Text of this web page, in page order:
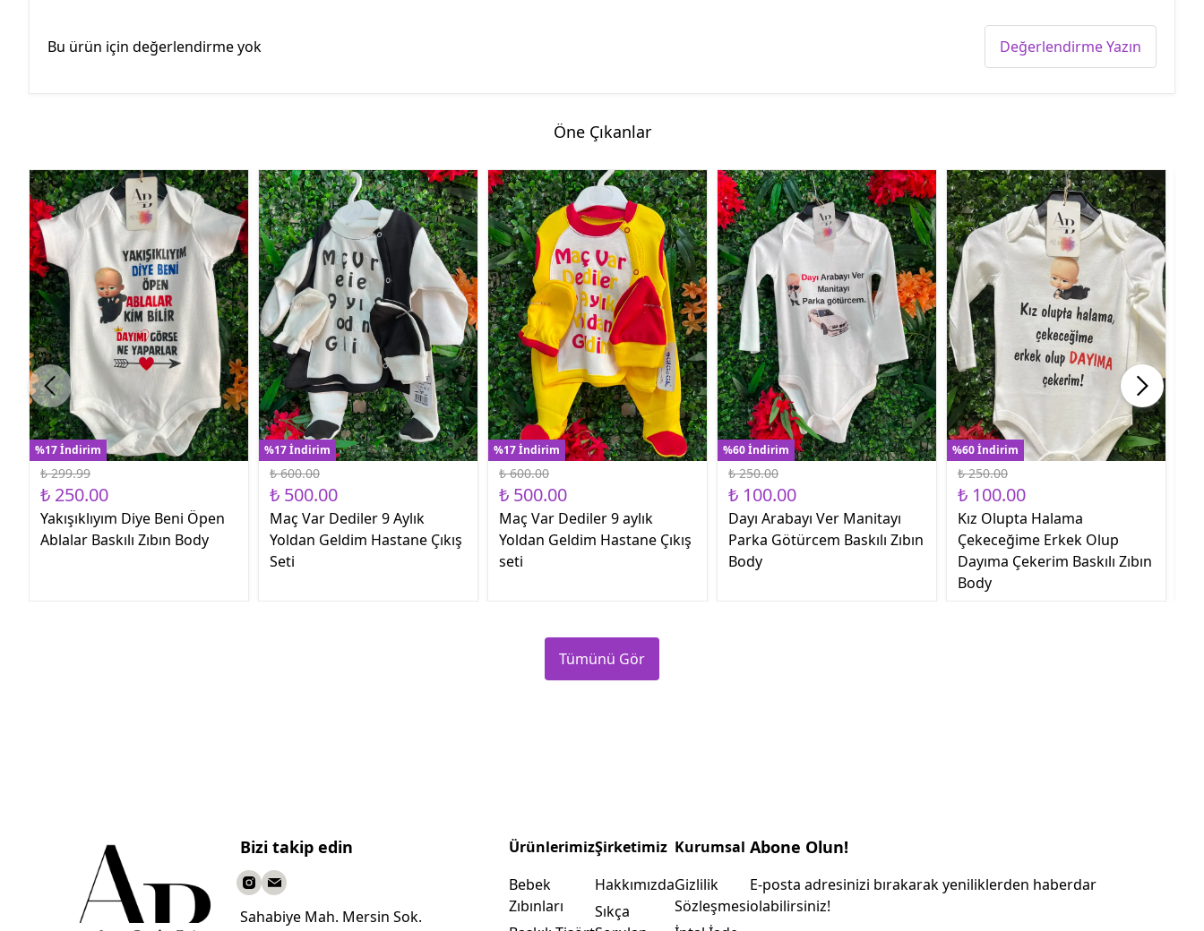
Bu ürün için değerlendirme yok Değerlendirme Yazın
Öne Çıkanlar
%17 İndirim
₺ 299.99
₺ 250.00
Yakışıklıyım Diye Beni Öpen
Ablalar Baskılı Zıbın Body
%17 İndirim
₺ 600.00
₺ 500.00
Maç Var Dediler 9 Aylık
Yoldan Geldim Hastane Çıkış
Seti
%17 İndirim
₺ 600.00
₺ 500.00
Maç Var Dediler 9 aylık
Yoldan Geldim Hastane Çıkış
seti
%60 İndirim
₺ 250.00
₺ 100.00
Dayı Arabayı Ver Manitayı
Parka Götürcem Baskılı Zıbın
Body
%60 İndirim
₺ 250.00
₺ 100.00
Kız Olupta Halama
Çekeceğime Erkek Olup
Dayıma Çekerim Baskılı Zıbın
Body
Tümünü Gör
Bizi takip edin
Sahabiye Mah. Mersin Sok.
Ürünlerimiz
Bebek
Zıbınları
Şirketimiz
Hakkımızda
Sıkça
Kurumsal
Gizlilik
Sözleşmesi
Abone Olun!
E-posta adresinizi bırakarak yeniliklerden haberdar
olabilirsiniz!